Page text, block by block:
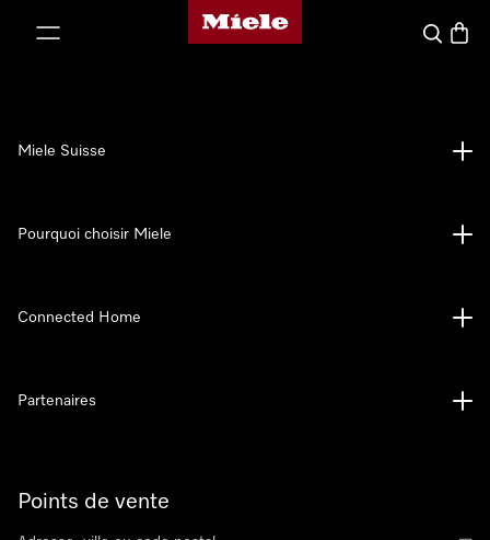
Page d'accueil de Miele
Search
Points de vente
Miele Suisse
Pourquoi choisir Miele
Connected Home
Partenaires